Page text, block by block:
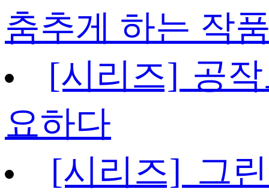
춤추게 하는 작
[시리즈] 공
요하다
[시리즈] 그